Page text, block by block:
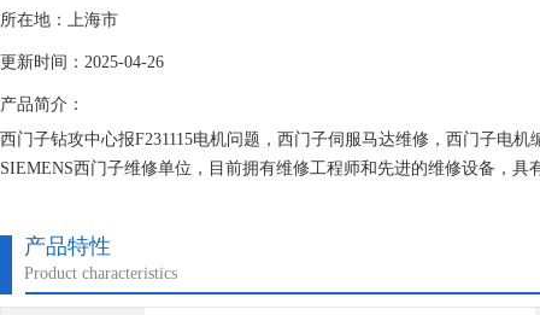
所在地：上海市
更新时间：2025-04-26
产品简介：
西门子钻攻中心报F231115电机问题，西门子伺服马达维修，西门子电
SIEMENS西门子维修单位，目前拥有维修工程师和先进的维修设备，
产品特性
Product characteristics